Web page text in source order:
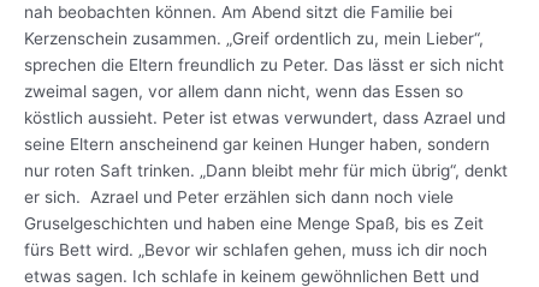
nah beobachten können. Am Abend sitzt die Familie bei
Kerzenschein zusammen. „Greif ordentlich zu, mein Lieber“,
sprechen die Eltern freundlich zu Peter. Das lässt er sich nicht
zweimal sagen, vor allem dann nicht, wenn das Essen so
köstlich aussieht. Peter ist etwas verwundert, dass Azrael und
seine Eltern anscheinend gar keinen Hunger haben, sondern
nur roten Saft trinken. „Dann bleibt mehr für mich übrig“, denkt
er sich. Azrael und Peter erzählen sich dann noch viele
Gruselgeschichten und haben eine Menge Spaß, bis es Zeit
fürs Bett wird. „Bevor wir schlafen gehen, muss ich dir noch
etwas sagen. Ich schlafe in keinem gewöhnlichen Bett und